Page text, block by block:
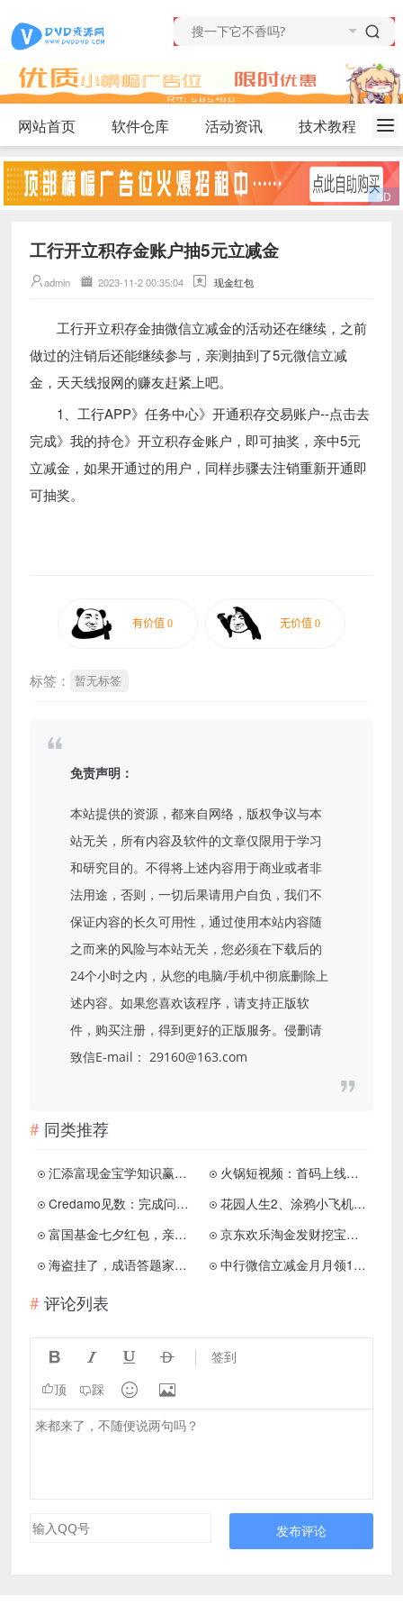
网站首页 软件仓库 活动资讯 技术教程
工行开立积存金账户抽5元立减金
admin 2023-11-2 00:35:04 现金红包
工行开立积存金抽微信立减金的活动还在继续，之前
做过的注销后还能继续参与，亲测抽到了5元微信立减
金，天天线报网的赚友赶紧上吧。
1、工行APP》任务中心》开通积存交易账户--点击去
完成》我的持仓》开立积存金账户，即可抽奖，亲中5元
立减金，如果开通过的用户，同样步骤去注销重新开通即
可抽奖。
标签： 暂无标签
免责声明：
本站提供的资源，都来自网络，版权争议与本
站无关，所有内容及软件的文章仅限用于学习
和研究目的。不得将上述内容用于商业或者非
法用途，否则，一切后果请用户自负，我们不
保证内容的长久可用性，通过使用本站内容随
之而来的风险与本站无关，您必须在下载后的
24个小时之内，从您的电脑/手机中彻底删除上
述内容。如果您喜欢该程序，请支持正版软
件，购买注册，得到更好的正版服务。侵删请
致信E-mail： 29160@163.com
同类推荐
汇添富现金宝学知识赢福利领2个红包亲测1.18元
火锅短视频：首码上线，分红型项目
Credamo见数：完成问卷调查领3元红包
花园人生2、涂鸦小飞机，来拿1.3以上
富国基金七夕红包，亲中0.32元
京东欢乐淘金发财挖宝免费领0.2元微信红包
海盗挂了，成语答题家，水果777大奖版，免费赚1.5元！
中行微信立减金月月领1元抽3-20元立减金
评论列表
    签到
顶 踩  
发布评论